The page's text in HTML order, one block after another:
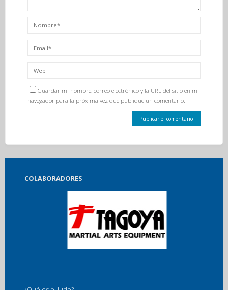
Guardar mi nombre, correo electrónico y la URL del sitio en mi
navegador para la próxima vez que publique un comentario.
COLABORADORES